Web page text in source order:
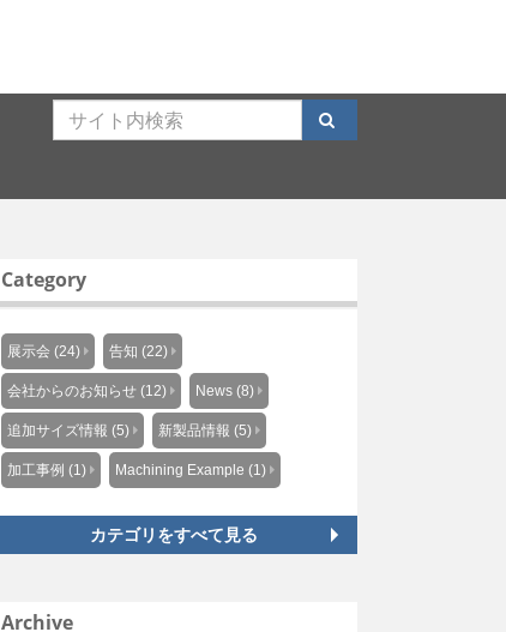
Category
展示会 (24) 告知 (22)
会社からのお知らせ (12) News (8)
追加サイズ情報 (5) 新製品情報 (5)
加工事例 (1) Machining Example (1)
カテゴリをすべて見る
Archive